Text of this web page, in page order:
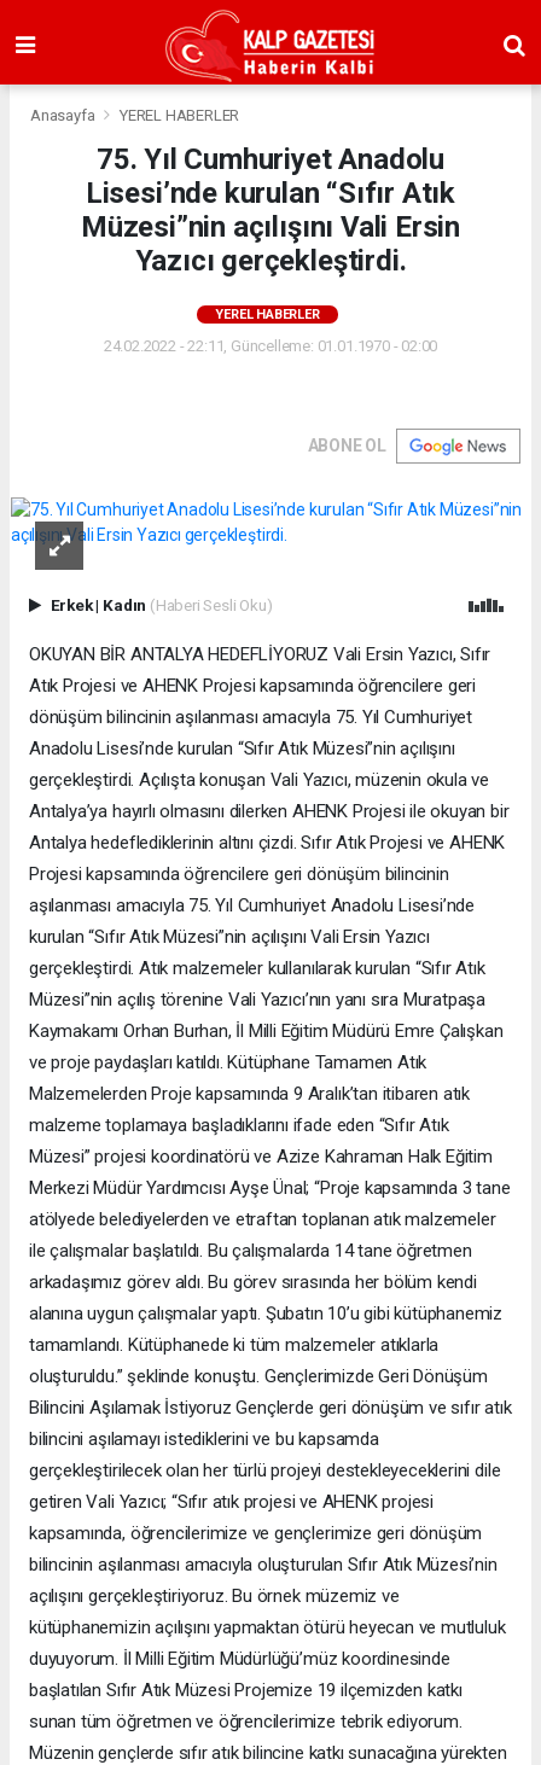
Anasayfa YEREL HABERLER
75. Yıl Cumhuriyet Anadolu
Lisesi’nde kurulan “Sıfır Atık
Müzesi”nin açılışını Vali Ersin
Yazıcı gerçekleştirdi.
YEREL HABERLER
24.02.2022 - 22:11, Güncelleme: 01.01.1970 - 02:00
ABONE OL
Erkek| Kadın (Haberi Sesli Oku)
OKUYAN BİR ANTALYA HEDEFLİYORUZ Vali Ersin Yazıcı, Sıfır
Atık Projesi ve AHENK Projesi kapsamında öğrencilere geri
dönüşüm bilincinin aşılanması amacıyla 75. Yıl Cumhuriyet
Anadolu Lisesi’nde kurulan “Sıfır Atık Müzesi”nin açılışını
gerçekleştirdi. Açılışta konuşan Vali Yazıcı, müzenin okula ve
Antalya’ya hayırlı olmasını dilerken AHENK Projesi ile okuyan bir
Antalya hedeflediklerinin altını çizdi. Sıfır Atık Projesi ve AHENK
Projesi kapsamında öğrencilere geri dönüşüm bilincinin
aşılanması amacıyla 75. Yıl Cumhuriyet Anadolu Lisesi’nde
kurulan “Sıfır Atık Müzesi”nin açılışını Vali Ersin Yazıcı
gerçekleştirdi. Atık malzemeler kullanılarak kurulan “Sıfır Atık
Müzesi”nin açılış törenine Vali Yazıcı’nın yanı sıra Muratpaşa
Kaymakamı Orhan Burhan, İl Milli Eğitim Müdürü Emre Çalışkan
ve proje paydaşları katıldı. Kütüphane Tamamen Atık
Malzemelerden Proje kapsamında 9 Aralık’tan itibaren atık
malzeme toplamaya başladıklarını ifade eden “Sıfır Atık
Müzesi” projesi koordinatörü ve Azize Kahraman Halk Eğitim
Merkezi Müdür Yardımcısı Ayşe Ünal; “Proje kapsamında 3 tane
atölyede belediyelerden ve etraftan toplanan atık malzemeler
ile çalışmalar başlatıldı. Bu çalışmalarda 14 tane öğretmen
arkadaşımız görev aldı. Bu görev sırasında her bölüm kendi
alanına uygun çalışmalar yaptı. Şubatın 10’u gibi kütüphanemiz
tamamlandı. Kütüphanede ki tüm malzemeler atıklarla
oluşturuldu.” şeklinde konuştu. Gençlerimizde Geri Dönüşüm
Bilincini Aşılamak İstiyoruz Gençlerde geri dönüşüm ve sıfır atık
bilincini aşılamayı istediklerini ve bu kapsamda
gerçekleştirilecek olan her türlü projeyi destekleyeceklerini dile
getiren Vali Yazıcı; “Sıfır atık projesi ve AHENK projesi
kapsamında, öğrencilerimize ve gençlerimize geri dönüşüm
bilincinin aşılanması amacıyla oluşturulan Sıfır Atık Müzesi’nin
açılışını gerçekleştiriyoruz. Bu örnek müzemiz ve
kütüphanemizin açılışını yapmaktan ötürü heyecan ve mutluluk
duyuyorum. İl Milli Eğitim Müdürlüğü’müz koordinesinde
başlatılan Sıfır Atık Müzesi Projemize 19 ilçemizden katkı
sunan tüm öğretmen ve öğrencilerimize tebrik ediyorum.
Müzenin gençlerde sıfır atık bilincine katkı sunacağına yürekten